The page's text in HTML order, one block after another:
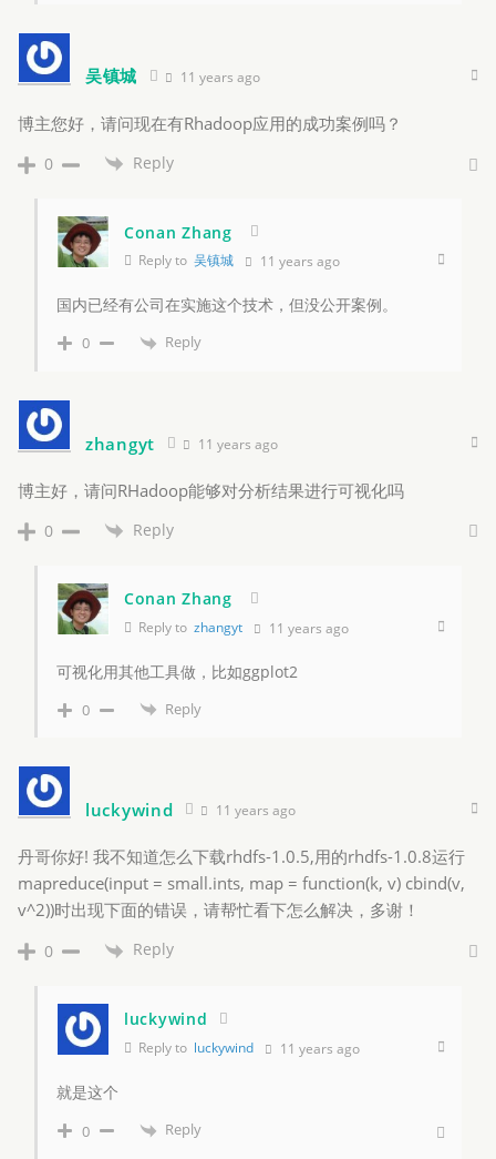
吴镇城 11 years ago
博主您好，请问现在有Rhadoop应用的成功案例吗？
0 Reply
Conan Zhang
Reply to 吴镇城 11 years ago
国内已经有公司在实施这个技术，但没公开案例。
0 Reply
zhangyt 11 years ago
博主好，请问RHadoop能够对分析结果进行可视化吗
0 Reply
Conan Zhang
Reply to zhangyt 11 years ago
可视化用其他工具做，比如ggplot2
0 Reply
luckywind 11 years ago
丹哥你好! 我不知道怎么下载rhdfs-1.0.5,用的rhdfs-1.0.8运行
mapreduce(input = small.ints, map = function(k, v) cbind(v,
v^2))时出现下面的错误，请帮忙看下怎么解决，多谢！
0 Reply
luckywind
Reply to luckywind 11 years ago
就是这个
0 Reply